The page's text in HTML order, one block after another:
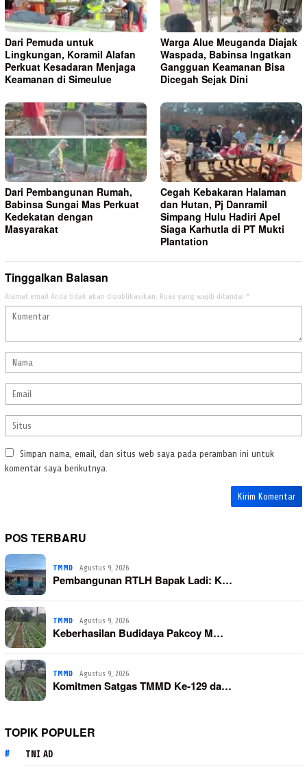
Dari Pemuda untuk
Lingkungan, Koramil Alafan
Perkuat Kesadaran Menjaga
Keamanan di Simeulue
Warga Alue Meuganda Diajak
Waspada, Babinsa Ingatkan
Gangguan Keamanan Bisa
Dicegah Sejak Dini
Dari Pembangunan Rumah,
Babinsa Sungai Mas Perkuat
Kedekatan dengan
Masyarakat
Cegah Kebakaran Halaman
dan Hutan, Pj Danramil
Simpang Hulu Hadiri Apel
Siaga Karhutla di PT Mukti
Plantation
Tinggalkan Balasan
Alamat email Anda tidak akan dipublikasikan. Ruas yang wajib ditandai *
Simpan nama, email, dan situs web saya pada peramban ini untuk
komentar saya berikutnya.
POS TERBARU
TMMD Agustus 9, 2026
Pembangunan RTLH Bapak Ladi: K…
TMMD Agustus 9, 2026
Keberhasilan Budidaya Pakcoy M…
TMMD Agustus 9, 2026
Komitmen Satgas TMMD Ke-129 da…
TOPIK POPULER
TNI AD